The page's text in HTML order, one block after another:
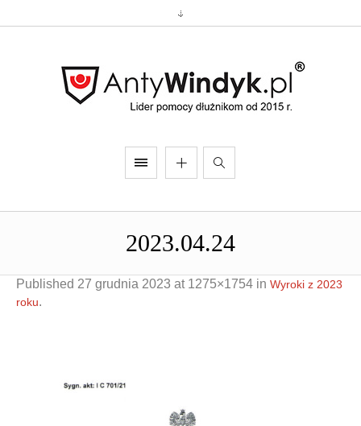
2023.04.24
Published 27 grudnia 2023 at 1275×1754 in Wyroki z 2023
roku.